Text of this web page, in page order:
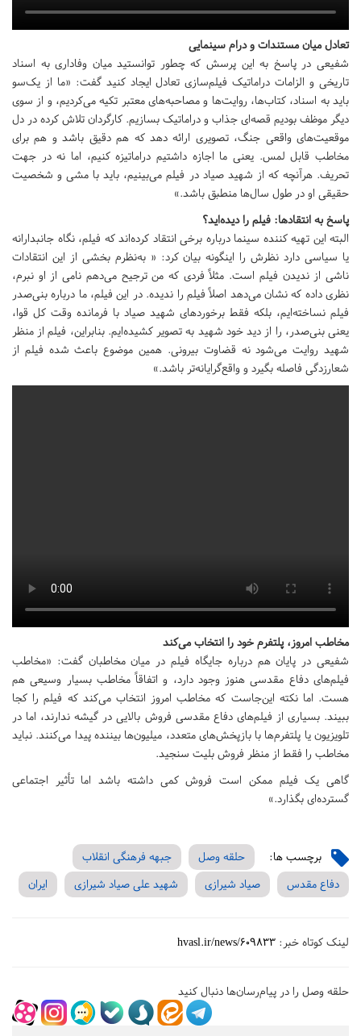
تعادل میان مستندات و درام سینمایی
شفیعی در پاسخ به این پرسش که چطور توانستید میان وفاداری به اسناد
تاریخی و الزامات دراماتیک فیلم‌سازی تعادل ایجاد کنید گفت: «ما از یک‌سو
باید به اسناد، کتاب‌ها، روایت‌ها و مصاحبه‌های معتبر تکیه می‌کردیم، و از سوی
دیگر موظف بودیم قصه‌ای جذاب و دراماتیک بسازیم. کارگردان تلاش کرده در دل
موقعیت‌های واقعی جنگ، تصویری ارائه دهد که هم دقیق باشد و هم برای
مخاطب قابل لمس. یعنی ما اجازه داشتیم دراماتیزه کنیم، اما نه در جهت
تحریف. هرآنچه که از شهید صیاد در فیلم می‌بینیم، باید با مشی و شخصیت
حقیقی او در طول سال‌ها منطبق باشد.»
پاسخ به انتقادها: فیلم را دیده‌اید؟
البته این تهیه کننده سینما درباره برخی انتقاد کرده‌اند که فیلم، نگاه جانبدارانه
یا سیاسی دارد نظرش را اینگونه بیان کرد: « به‌نظرم بخشی از این انتقادات
ناشی از ندیدن فیلم است. مثلاً فردی که من ترجیح می‌دهم نامی از او نبرم،
نظری داده که نشان می‌دهد اصلاً فیلم را ندیده. در این فیلم، ما درباره بنی‌صدر
فیلم نساخته‌ایم، بلکه فقط برخوردهای شهید صیاد با فرمانده وقت کل قوا،
یعنی بنی‌صدر، را از دید خود شهید به تصویر کشیده‌ایم. بنابراین، فیلم از منظر
شهید روایت می‌شود نه قضاوت بیرونی. همین موضوع باعث شده فیلم از
شعارزدگی فاصله بگیرد و واقع‌گرایانه‌تر باشد.»
مخاطب امروز، پلتفرم خود را انتخاب می‌کند
شفیعی در پایان هم درباره جایگاه فیلم در میان مخاطبان گفت: «مخاطب
فیلم‌های دفاع مقدسی هنوز وجود دارد، و اتفاقاً مخاطب بسیار وسیعی هم
هست. اما نکته این‌جاست که مخاطب امروز انتخاب می‌کند که فیلم را کجا
ببیند. بسیاری از فیلم‌های دفاع مقدسی فروش بالایی در گیشه ندارند، اما در
تلویزیون یا پلتفرم‌ها با بازپخش‌های متعدد، میلیون‌ها بیننده پیدا می‌کنند. نباید
مخاطب را فقط از منظر فروش بلیت سنجید.
گاهی یک فیلم ممکن است فروش کمی داشته باشد اما تأثیر اجتماعی
گسترده‌ای بگذارد.»
برچسب ها: حلقه وصل
جبهه فرهنگی انقلاب
دفاع مقدس
صیاد شیرازی شهید علی صیاد شیرازی ایران
لینک کوتاه خبر: hvasl.ir/news/609833
حلقه وصل را در پیام‌رسان‌ها دنبال کنید